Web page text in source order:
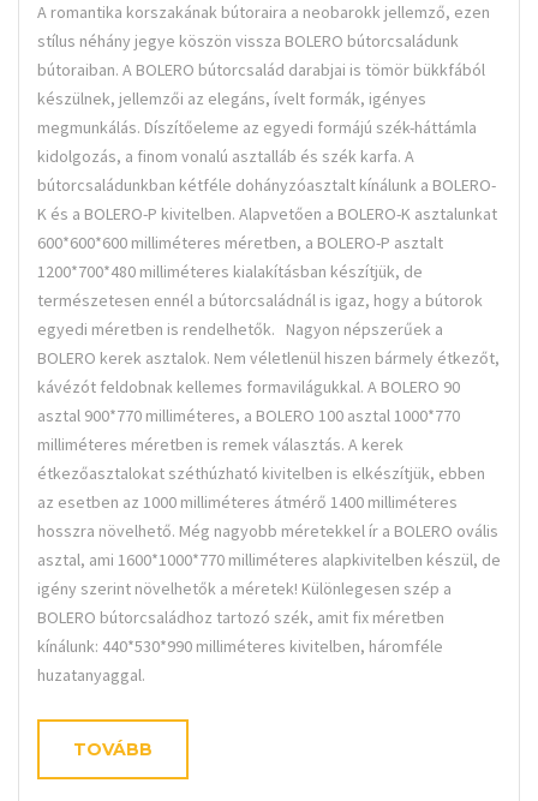
A romantika korszakának bútoraira a neobarokk jellemző, ezen
stílus néhány jegye köszön vissza BOLERO bútorcsaládunk
bútoraiban. A BOLERO bútorcsalád darabjai is tömör bükkfából
készülnek, jellemzői az elegáns, ívelt formák, igényes
megmunkálás. Díszítőeleme az egyedi formájú szék-háttámla
kidolgozás, a finom vonalú asztalláb és szék karfa. A
bútorcsaládunkban kétféle dohányzóasztalt kínálunk a BOLERO-
K és a BOLERO-P kivitelben. Alapvetően a BOLERO-K asztalunkat
600*600*600 milliméteres méretben, a BOLERO-P asztalt
1200*700*480 milliméteres kialakításban készítjük, de
természetesen ennél a bútorcsaládnál is igaz, hogy a bútorok
egyedi méretben is rendelhetők. Nagyon népszerűek a
BOLERO kerek asztalok. Nem véletlenül hiszen bármely étkezőt,
kávézót feldobnak kellemes formavilágukkal. A BOLERO 90
asztal 900*770 milliméteres, a BOLERO 100 asztal 1000*770
milliméteres méretben is remek választás. A kerek
étkezőasztalokat széthúzható kivitelben is elkészítjük, ebben
az esetben az 1000 milliméteres átmérő 1400 milliméteres
hosszra növelhető. Még nagyobb méretekkel ír a BOLERO ovális
asztal, ami 1600*1000*770 milliméteres alapkivitelben készül, de
igény szerint növelhetők a méretek! Különlegesen szép a
BOLERO bútorcsaládhoz tartozó szék, amit fix méretben
kínálunk: 440*530*990 milliméteres kivitelben, háromféle
huzatanyaggal.
TOVÁBB